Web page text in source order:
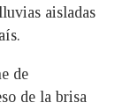
aisladas
de
de la brisa